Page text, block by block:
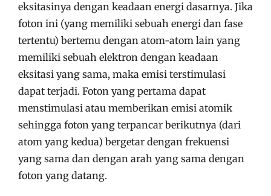
eksitasinya dengan keadaan energi dasarnya. Jika
foton ini (yang memiliki sebuah energi dan fase
tertentu) bertemu dengan atom-atom lain yang
memiliki sebuah elektron dengan keadaan
eksitasi yang sama, maka emisi terstimulasi
dapat terjadi. Foton yang pertama dapat
menstimulasi atau memberikan emisi atomik
sehingga foton yang terpancar berikutnya (dari
atom yang kedua) bergetar dengan frekuensi
yang sama dan dengan arah yang sama dengan
foton yang datang.